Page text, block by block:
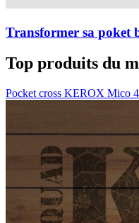
Transformer sa poket
Top produits du
Pocket cross KEROX Mico